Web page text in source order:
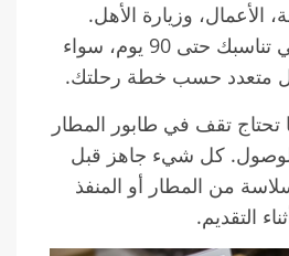
الأعمال، وزيارة الأهل.
تقدر تختار المدة اللي تناسبك حتى 90 يوم، سواء
متعدد حسب خطة رحلتك.
تحتاج تقف في طابور المطار
الوصول. كل شيء جاهز قبل
من المطار أو المنفذ
التقديم.